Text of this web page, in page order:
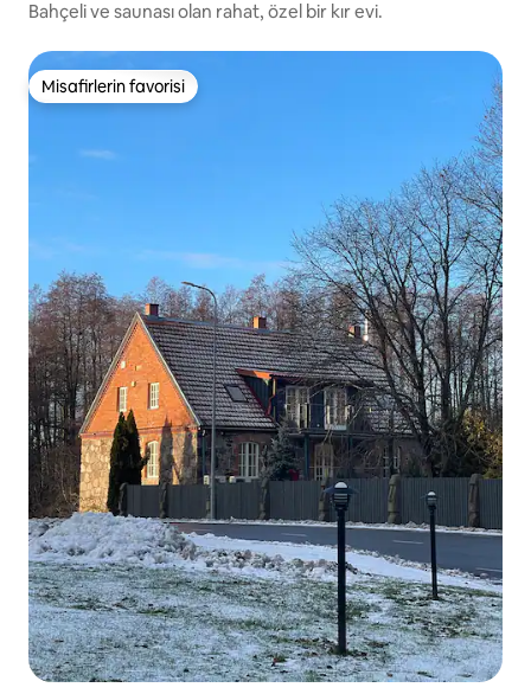
Bahçeli ve saunası olan rahat, özel bir kır evi.
Misafirlerin favorisi
Misafirlerin favorisi